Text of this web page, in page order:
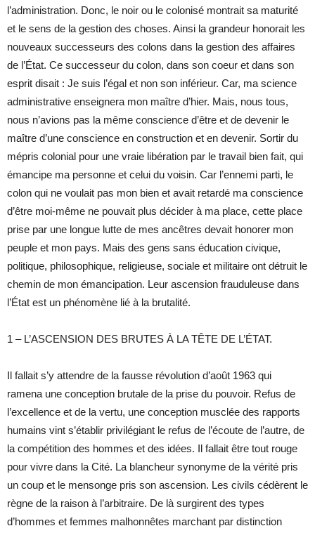
l’administration. Donc, le noir ou le colonisé montrait sa maturité
et le sens de la gestion des choses. Ainsi la grandeur honorait les
nouveaux successeurs des colons dans la gestion des affaires
de l’État. Ce successeur du colon, dans son coeur et dans son
esprit disait : Je suis l’égal et non son inférieur. Car, ma science
administrative enseignera mon maître d’hier. Mais, nous tous,
nous n’avions pas la même conscience d’être et de devenir le
maître d’une conscience en construction et en devenir. Sortir du
mépris colonial pour une vraie libération par le travail bien fait, qui
émancipe ma personne et celui du voisin. Car l’ennemi parti, le
colon qui ne voulait pas mon bien et avait retardé ma conscience
d’être moi-même ne pouvait plus décider à ma place, cette place
prise par une longue lutte de mes ancêtres devait honorer mon
peuple et mon pays. Mais des gens sans éducation civique,
politique, philosophique, religieuse, sociale et militaire ont détruit le
chemin de mon émancipation. Leur ascension frauduleuse dans
l’État est un phénomène lié à la brutalité.
1 – L’ASCENSION DES BRUTES À LA TÊTE DE L’ÉTAT.
Il fallait s’y attendre de la fausse révolution d’août 1963 qui
ramena une conception brutale de la prise du pouvoir. Refus de
l’excellence et de la vertu, une conception musclée des rapports
humains vint s’établir privilégiant le refus de l’écoute de l’autre, de
la compétition des hommes et des idées. Il fallait être tout rouge
pour vivre dans la Cité. La blancheur synonyme de la vérité pris
un coup et le mensonge pris son ascension. Les civils cédèrent le
règne de la raison à l’arbitraire. De là surgirent des types
d’hommes et femmes malhonnêtes marchant par distinction